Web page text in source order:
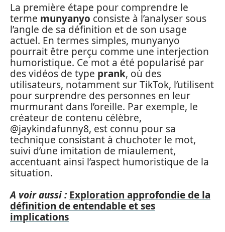
La première étape pour comprendre le
terme munyanyo consiste à l’analyser sous
l’angle de sa définition et de son usage
actuel. En termes simples, munyanyo
pourrait être perçu comme une interjection
humoristique. Ce mot a été popularisé par
des vidéos de type prank, où des
utilisateurs, notamment sur TikTok, l’utilisent
pour surprendre des personnes en leur
murmurant dans l’oreille. Par exemple, le
créateur de contenu célèbre,
@jaykindafunny8, est connu pour sa
technique consistant à chuchoter le mot,
suivi d’une imitation de miaulement,
accentuant ainsi l’aspect humoristique de la
situation.
A voir aussi : Exploration approfondie de la
définition de entendable et ses
implications